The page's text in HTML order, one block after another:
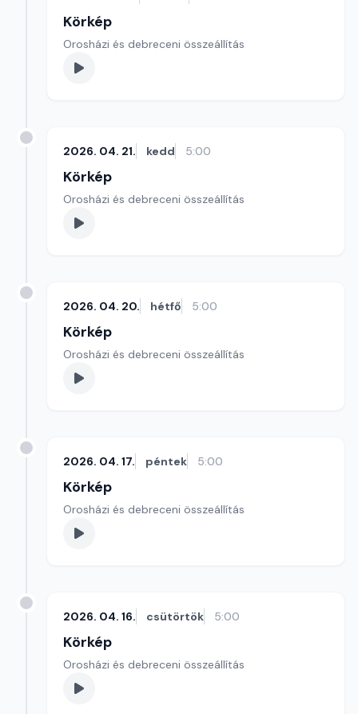
Körkép
Orosházi és debreceni összeállítás
2026. 04. 21. kedd 5:00
Körkép
Orosházi és debreceni összeállítás
2026. 04. 20. hétfő 5:00
Körkép
Orosházi és debreceni összeállítás
2026. 04. 17. péntek 5:00
Körkép
Orosházi és debreceni összeállítás
2026. 04. 16. csütörtök 5:00
Körkép
Orosházi és debreceni összeállítás